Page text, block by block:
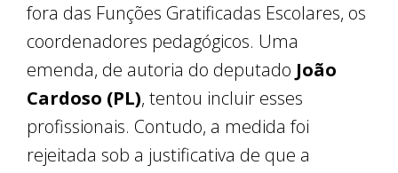
fora das Funções Gratificadas Escolares, os
coordenadores pedagógicos. Uma
emenda, de autoria do deputado João
Cardoso (PL), tentou incluir esses
profissionais. Contudo, a medida foi
rejeitada sob a justificativa de que a